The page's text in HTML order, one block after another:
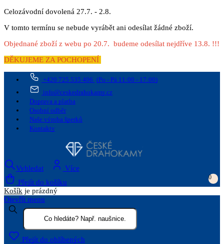
Celozávodní dovolená 27.7. - 2.8.
V tomto termínu se nebude vyrábět ani odesílat žádné zboží.
Objednané zboží z webu po 20.7. budeme odesílat nejdříve 13.8. !!!
DĚKUJEME ZA POCHOPENÍ
+420 725 535 406 (Po - Pá 11:00 - 17:00)
info@ceskedrahokamy.cz
Doprava a platba
Osobní odběr
Naše výroba šperků
Kontakty
Vyhledat
Více
Přejít do košíku
0
Košík je prázdný
Otevřít menu
Přejít do oblíbených